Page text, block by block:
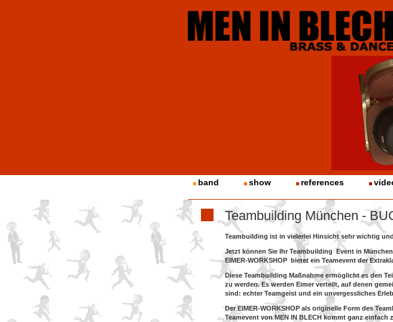
band show references
Teambuilding München -
Teambuilding ist in vielerlei Hinsicht sehr wichtig
Jetzt können Sie Ihr Teambuilding Event in
EIMER-WORKSHOP bietet ein Teamevent der
Diese Teambuilding Maßnahme ermöglicht es den
zu werden. Es werden Eimer verteilt, auf denen
sind: echter Teamgeist und ein unvergessliches
Der EIMER-WORKSHOP als originelle Form des
Teamevent von MEN IN BLECH kommt ganz